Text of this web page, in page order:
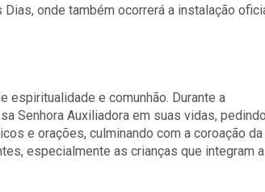
onde também ocorrerá a instalação
espiritualidade e comunhão. Durante a
Senhora Auxiliadora em suas vidas,
e orações, culminando com a coroação da
especialmente as crianças que integram a